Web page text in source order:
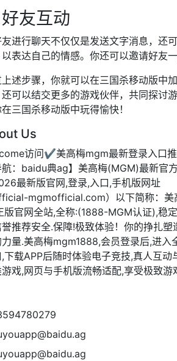
友互动
友进行聊天不仅仅是发送文字消息，还
表达自己的情感。你还可以邀请好友
述步骤，你就可以在三国杀移动版中
可以结交更多的游戏伙伴，共同探讨
三国杀移动版中玩得愉快！
Us
访问✔美高梅mgm最新登录入口
航：baidu典ag】美高梅(MGM)最新官
最新版官网,登录,入口,手机版网址
mgmofficial.com）以下简称：美
官网全站,全称:(1888-MGM认证),稳
推荐安全.保障!极致体验！你的挣扎塑
量.美高梅mgm1888,会员登录后,进入
下载APP后随时体验电子竞技,真人互动
游戏,网页与手机版流畅适配,享受极致游